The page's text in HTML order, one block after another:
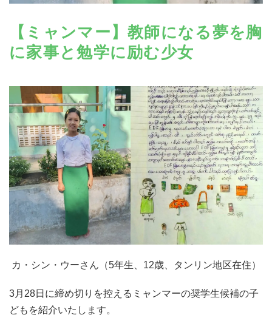
【ミャンマー】教師になる夢を胸
に家事と勉学に励む少女
カ・シン・ウーさん（5年生、12歳、タンリン地区在住）
3月28日に締め切りを控えるミャンマーの奨学生候補の子
どもを紹介いたします。